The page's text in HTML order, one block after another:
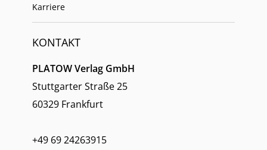
Karriere
KONTAKT
PLATOW Verlag GmbH
Stuttgarter Straße 25
60329 Frankfurt
+49 69 24263915